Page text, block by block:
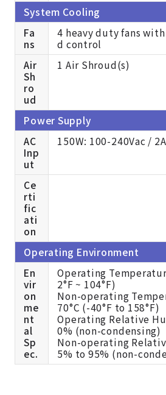
System Cooling
Fa
ns
4 heavy duty fans
d control
Air
Sh
ro
ud
1 Air Shroud(s)
Power Supply
AC
Inp
ut
150W: 100-240Vac /
Ce
rti
fic
ati
on
Operating Environment
En
vir
on
me
nt
al
Sp
ec.
Operating
2°F ~ 104°F)
Non-operating
70°C (-40°F to 158°F)
Operating Relative
0% (non-condensing)
Non-operating
5% to 95% (non-